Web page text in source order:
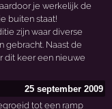
je werkelijk de
buiten staat!
zijn waar diverse
gebracht. Naast de
dit keer een nieuwe
25 september 2009
tot een ramp